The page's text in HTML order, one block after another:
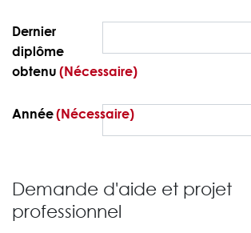
Dernier
diplôme
obtenu (Nécessaire)
Année(Nécessaire)
Demande d'aide et projet
professionnel